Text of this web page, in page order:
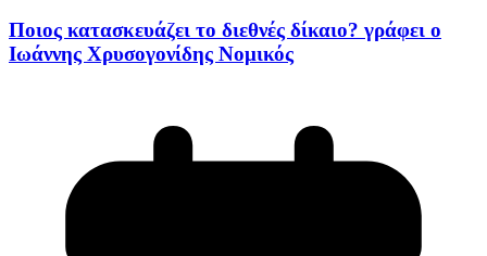
Ποιος κατασκευάζει το διεθνές δίκαιο? γράφει ο
Ιωάννης Χρυσογονίδης Νομικός